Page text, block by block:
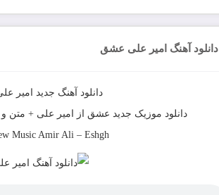
دانلود آهنگ امیر علی عشق
دانلود آهنگ جدید امیر
دانلود موزیک جدید عشق از امیر علی + متن و
Music Amir Ali– Eshgh